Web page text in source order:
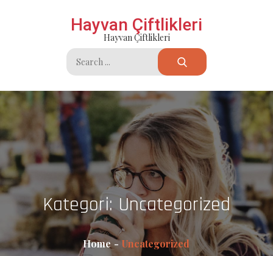
Hayvan Çiftlikleri
Hayvan Çiftlikleri
Search
for:
Kategori: Uncategorized
Home Uncategorized